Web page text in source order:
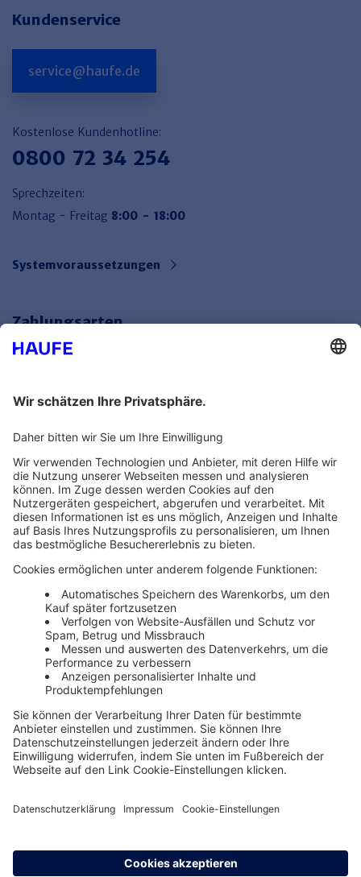
Kundenservice
service@haufe.de
Kostenlose Kundenhotline:
0800 72 34 254
Sprechzeiten:
Montag - Freitag 8:00 - 18:00
Systemvoraussetzungen
Zahlungsarten
Themenwelten und Produktschulungen
Haufe Group
Impressum AGBDatenschutzCookie-Einstellungen verwalten